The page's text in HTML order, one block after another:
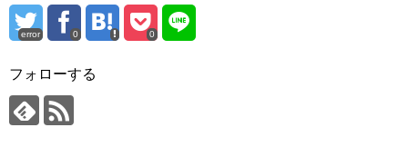
error 0 0
フォローする